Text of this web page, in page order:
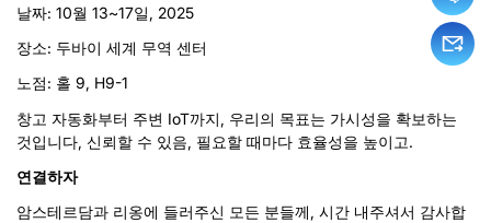
날짜: 10월 13~17일, 2025
장소: 두바이 세계 무역 센터
노점: 홀 9, H9-1
창고 자동화부터 주변 IoT까지, 우리의 목표는 가시성을 확보하는
것입니다, 신뢰할 수 있음, 필요할 때마다 효율성을 높이고.
연결하자
암스테르담과 리옹에 들러주신 모든 분들께, 시간 내주셔서 감사합